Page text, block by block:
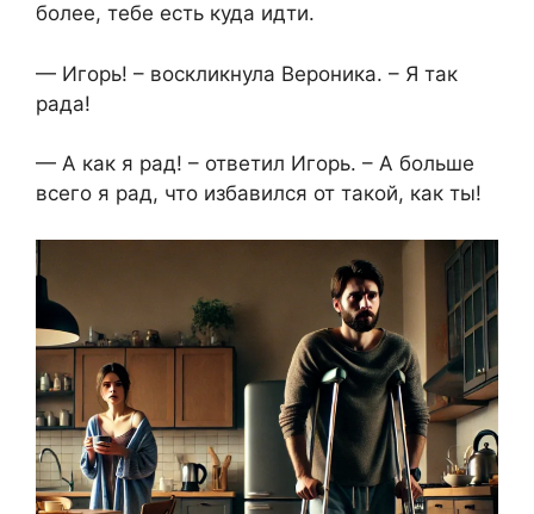
более, тебе есть куда идти.
— Игорь! – воскликнула Вероника. – Я так
рада!
— А как я рад! – ответил Игорь. – А больше
всего я рад, что избавился от такой, как ты!